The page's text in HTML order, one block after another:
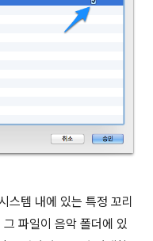
스템 내에 있는 특정 꼬리
파일이 음악 폴더에 있